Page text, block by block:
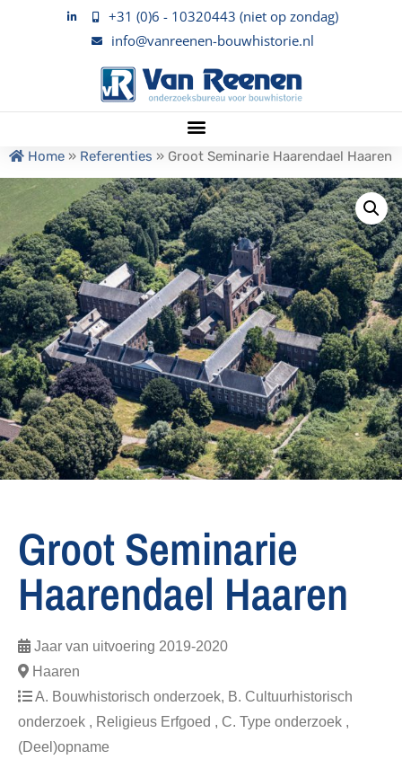
+31 (0)6 - 10320443 (niet op zondag)
info@vanreenen-bouwhistorie.nl
Home » Referenties » Groot Seminarie Haarendael Haaren
Groot Seminarie
Haarendael Haaren
Jaar van uitvoering 2019-2020
Haaren
A. Bouwhistorisch onderzoek, B. Cultuurhistorisch
onderzoek , Religieus Erfgoed , C. Type onderzoek ,
(Deel)opname